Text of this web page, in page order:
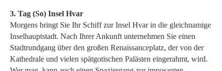
3. Tag (So) Insel Hvar
Morgens bringt Sie Ihr Schiff zur Insel Hvar in die gleichnamige
Inselhauptstadt. Nach Ihrer Ankunft unternehmen Sie einen
Stadtrundgang über den großen Renaissanceplatz, der von der
Kathedrale und vielen spätgotischen Palästen eingerahmt, wird.